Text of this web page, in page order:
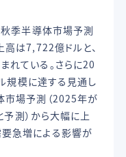
季半導体市場予測
は7,722億ドルと、
ている。さらに20
模に達する見通し
市場予測（2025年が
測）から大幅に上
急増による影響が